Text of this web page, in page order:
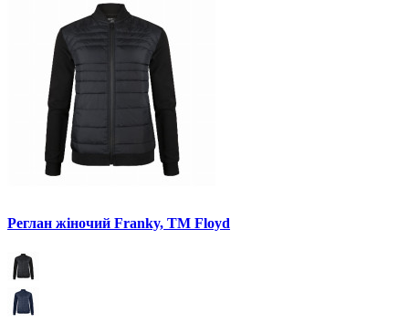
Реглан жіночий Franky, TM Floyd